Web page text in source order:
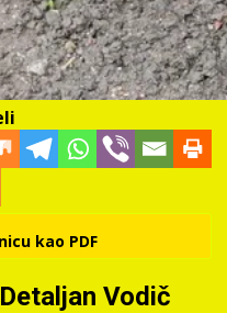
kao PDF
Vodič